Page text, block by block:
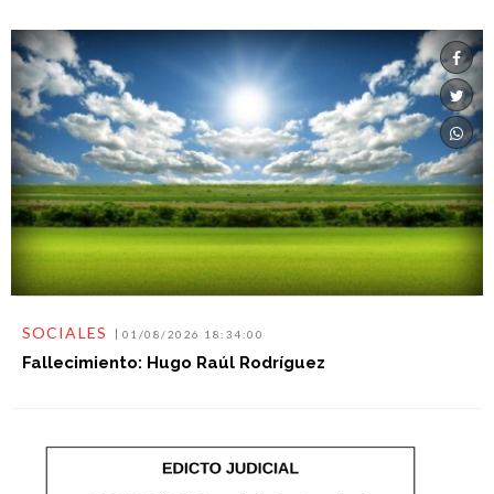
SOCIALES 01/08/2026 18:34:00
Fallecimiento: Hugo Raúl Rodríguez